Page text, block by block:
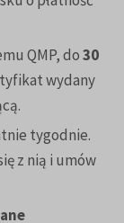
QMP, do30
wydany
tygodnie.
z nią i umów